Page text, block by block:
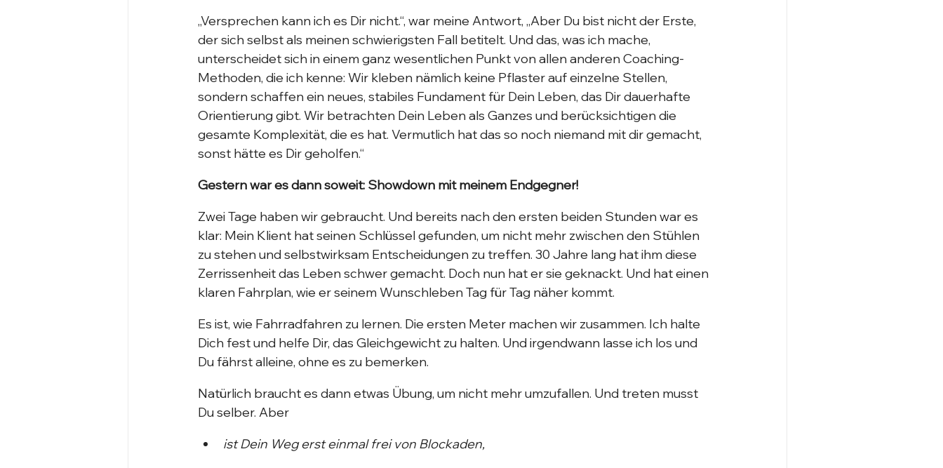
„Versprechen kann ich es Dir nicht.“, war meine Antwort, „Aber Du bist nicht der Erste,
der sich selbst als meinen schwierigsten Fall betitelt. Und das, was ich mache,
unterscheidet sich in einem ganz wesentlichen Punkt von allen anderen Coaching-
Methoden, die ich kenne: Wir kleben nämlich keine Pflaster auf einzelne Stellen,
sondern schaffen ein neues, stabiles Fundament für Dein Leben, das Dir dauerhafte
Orientierung gibt. Wir betrachten Dein Leben als Ganzes und berücksichtigen die
gesamte Komplexität, die es hat. Vermutlich hat das so noch niemand mit dir gemacht,
sonst hätte es Dir geholfen.“
Gestern war es dann soweit: Showdown mit meinem Endgegner!
Zwei Tage haben wir gebraucht. Und bereits nach den ersten beiden Stunden war es
klar: Mein Klient hat seinen Schlüssel gefunden, um nicht mehr zwischen den Stühlen
zu stehen und selbstwirksam Entscheidungen zu treffen. 30 Jahre lang hat ihm diese
Zerrissenheit das Leben schwer gemacht. Doch nun hat er sie geknackt. Und hat einen
klaren Fahrplan, wie er seinem Wunschleben Tag für Tag näher kommt.
Es ist, wie Fahrradfahren zu lernen. Die ersten Meter machen wir zusammen. Ich halte
Dich fest und helfe Dir, das Gleichgewicht zu halten. Und irgendwann lasse ich los und
Du fährst alleine, ohne es zu bemerken.
Natürlich braucht es dann etwas Übung, um nicht mehr umzufallen. Und treten musst
Du selber. Aber
ist Dein Weg erst einmal frei von Blockaden,